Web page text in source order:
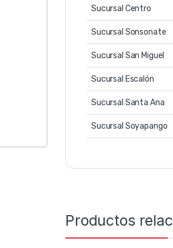
Sucursal Centro
Sucursal Sonsonate
Sucursal San Miguel
Sucursal Escalón
Sucursal Santa Ana
Sucursal Soyapango
Productos